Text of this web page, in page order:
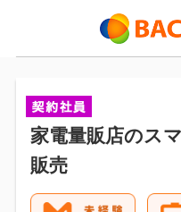
家電量販店のス
販売